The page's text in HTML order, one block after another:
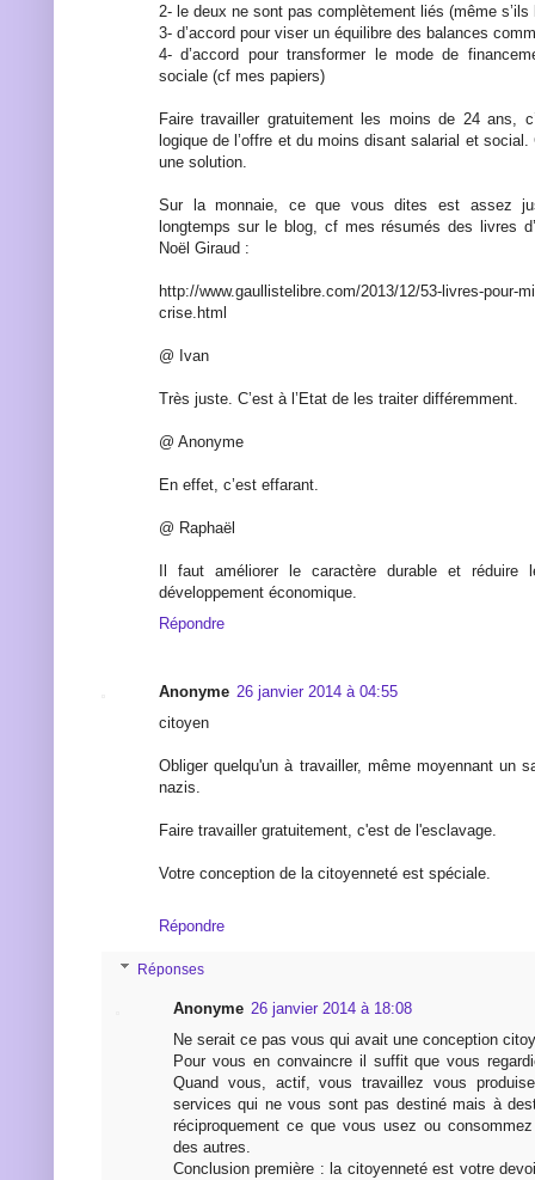
2- le deux ne sont pas complètement liés (même
3- d’accord pour viser un équilibre des balances
4- d’accord pour transformer le mode de
sociale (cf mes papiers)
Faire travailler gratuitement les moins de 24 ans,
logique de l’offre et du moins disant salarial et
une solution.
Sur la monnaie, ce que vous dites est assez
longtemps sur le blog, cf mes résumés des livres
Noël Giraud :
http://www.gaullistelibre.com/2013/12/53-livres-pour-
crise.html
@ Ivan
Très juste. C’est à l’Etat de les traiter différemment.
@ Anonyme
En effet, c’est effarant.
@ Raphaël
Il faut améliorer le caractère durable et réduire
développement économique.
Répondre
Anonyme 26 janvier 2014 à 04:55
citoyen
Obliger quelqu'un à travailler, même moyennant un
nazis.
Faire travailler gratuitement, c'est de l'esclavage.
Votre conception de la citoyenneté est spéciale.
Répondre
Réponses
Anonyme 26 janvier 2014 à 18:08
Ne serait ce pas vous qui avait une conception
Pour vous en convaincre il suffit que vous
Quand vous, actif, vous travaillez vous
services qui ne vous sont pas destiné mais à
réciproquement ce que vous usez ou
des autres.
Conclusion première : la citoyenneté est votre